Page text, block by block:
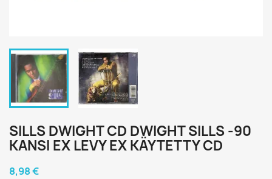
SILLS DWIGHT CD DWIGHT SILLS -90
KANSI EX LEVY EX KÄYTETTY CD
8,98 €